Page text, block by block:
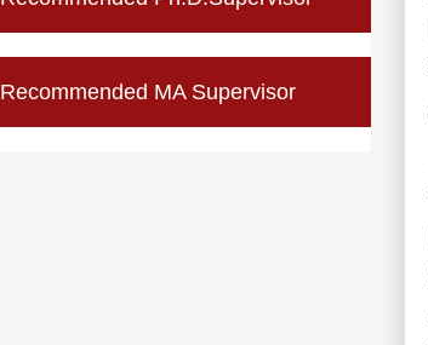
Recommended MA Supervisor